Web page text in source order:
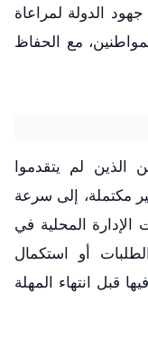
الدولة لمراعاة
مع الحفاظ
الذين لم يتقدموا
مكتملة، إلى سرعة
الإدارة المحلية في
أو استكمال
قبل انتهاء المهلة